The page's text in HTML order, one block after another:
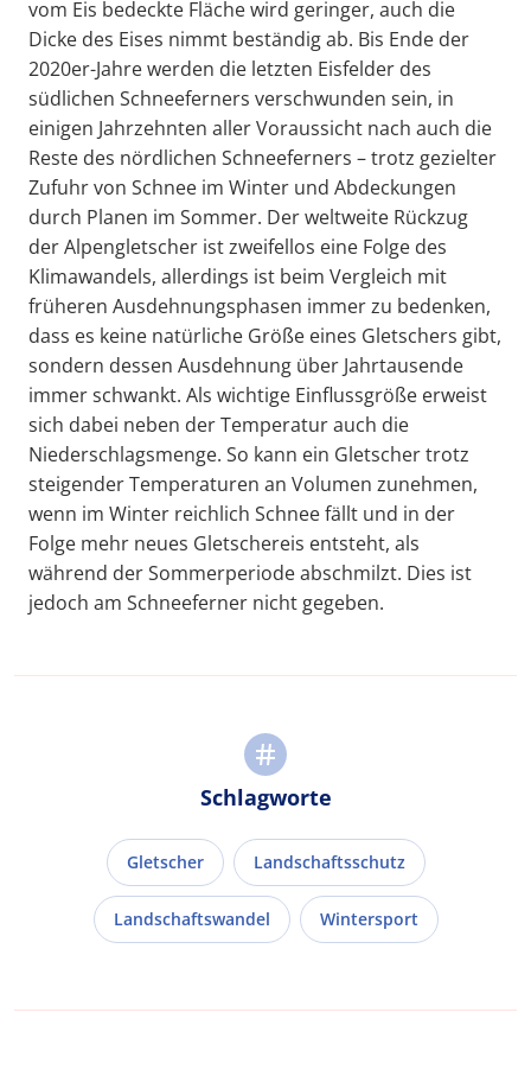
vom Eis bedeckte Fläche wird geringer, auch die
Dicke des Eises nimmt beständig ab. Bis Ende der
2020er-Jahre werden die letzten Eisfelder des
südlichen Schneeferners verschwunden sein, in
einigen Jahrzehnten aller Voraussicht nach auch die
Reste des nördlichen Schneeferners – trotz gezielter
Zufuhr von Schnee im Winter und Abdeckungen
durch Planen im Sommer. Der weltweite Rückzug
der Alpengletscher ist zweifellos eine Folge des
Klimawandels, allerdings ist beim Vergleich mit
früheren Ausdehnungsphasen immer zu bedenken,
dass es keine natürliche Größe eines Gletschers gibt,
sondern dessen Ausdehnung über Jahrtausende
immer schwankt. Als wichtige Einflussgröße erweist
sich dabei neben der Temperatur auch die
Niederschlagsmenge. So kann ein Gletscher trotz
steigender Temperaturen an Volumen zunehmen,
wenn im Winter reichlich Schnee fällt und in der
Folge mehr neues Gletschereis entsteht, als
während der Sommerperiode abschmilzt. Dies ist
jedoch am Schneeferner nicht gegeben.
Schlagworte
Gletscher Landschaftsschutz
Landschaftswandel Wintersport